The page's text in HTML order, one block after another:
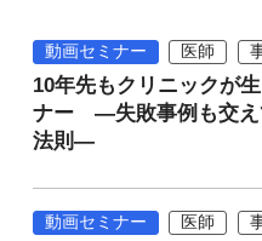
動画セミナー 医師
10年先もクリニックが
ナー ―失敗事例も交え
法則―
動画セミナー 医師